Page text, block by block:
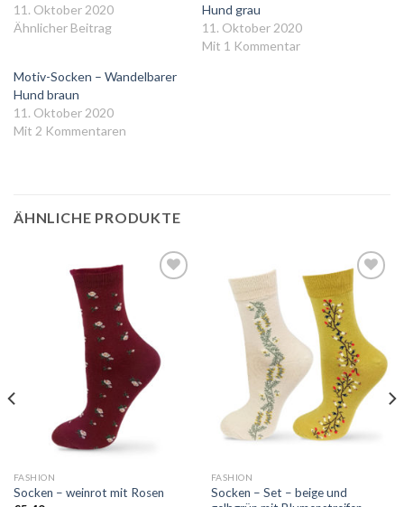
11. Oktober 2020
Ähnlicher Beitrag
Hund grau
11. Oktober 2020
Mit 1 Kommentar
Motiv-Socken – Wandelbarer
Hund braun
11. Oktober 2020
Mit 2 Kommentaren
ÄHNLICHE PRODUKTE
Wunschliste
FASHION
Socken – weinrot mit Rosen
die
Wunschliste
FASHION
Socken – Set – beige und